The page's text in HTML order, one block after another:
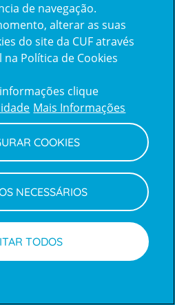
com a Apple
| Política de Privacidade e Cookies
de navegação.
alterar as suas
do site da CUF através
Política de Cookies
clique
Mais Informações
COOKIES
NECESSÁRIOS
TODOS